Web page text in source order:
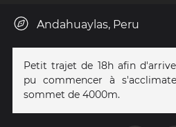
Andahuaylas, Peru
Petit trajet de 18h afin
pu commencer à
sommet de 4000m.